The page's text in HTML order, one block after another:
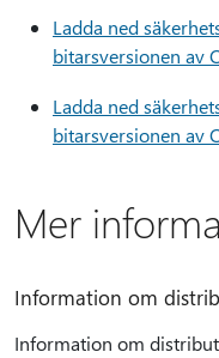
Ladda ned
bitarsversionen av
Ladda ned
bitarsversionen av
Mer
Information om
Information om